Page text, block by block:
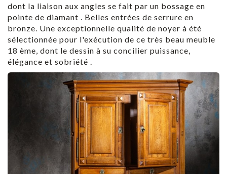
dont la liaison aux angles se fait par un bossage en
pointe de diamant . Belles entrées de serrure en
bronze. Une exceptionnelle qualité de noyer à été
sélectionnée pour l'exécution de ce très beau meuble
18 ème, dont le dessin à su concilier puissance,
élégance et sobriété .